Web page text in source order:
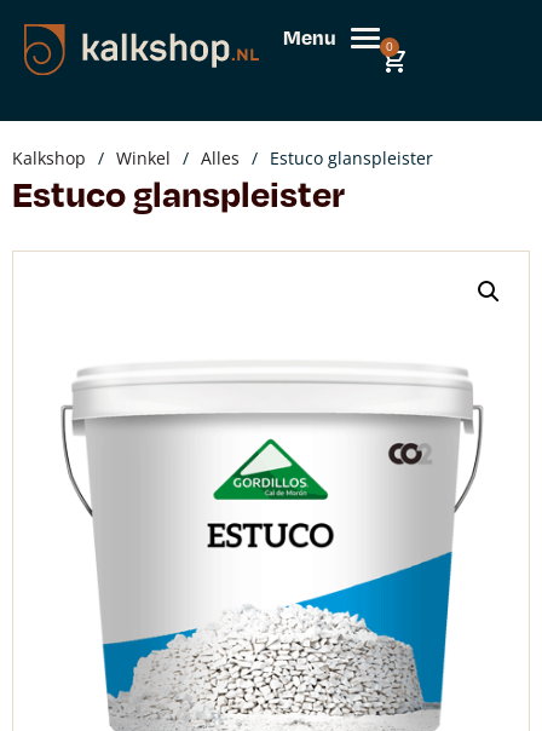
Menu 0
Kalkshop / Winkel / Alles / Estuco glanspleister
Estuco glanspleister